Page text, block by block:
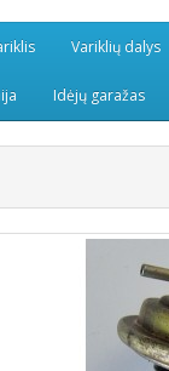
Variklių dalys
Idėjų garažas